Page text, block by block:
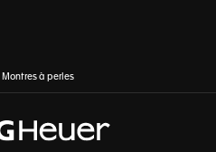
Montres à perles